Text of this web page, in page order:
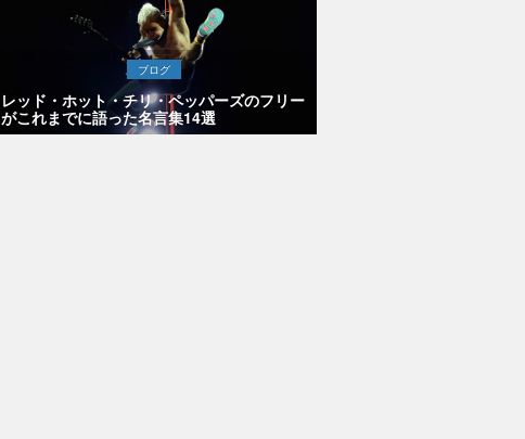
ブログ
レッド・ホット・チリ・ペッパーズのフリー
がこれまでに語った名言集14選